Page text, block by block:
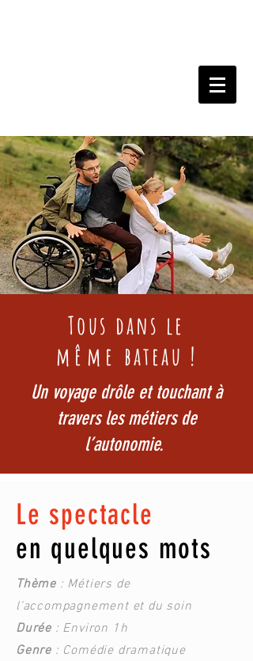
Tous dans le
même bateau !
Un voyage drôle et touchant à
travers les métiers de
l’autonomie.
Le spectacle
en quelques mots
Thème : Métiers de
l'accompagnement et du soin
Durée : Environ 1h
Genre : Comédie dramatique